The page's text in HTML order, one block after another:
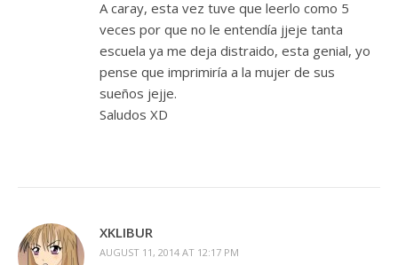
A caray, esta vez tuve que leerlo como 5
veces por que no le entendía jjeje tanta
escuela ya me deja distraido, esta genial, yo
pense que imprimiría a la mujer de sus
sueños jejje.
Saludos XD
XKLIBUR
AUGUST 11, 2014 AT 12:17 PM